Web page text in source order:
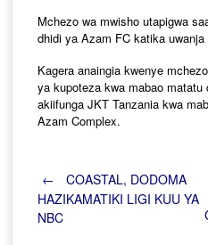
Mchezo wa mwisho utapigwa
dhidi ya Azam FC katika
Kagera anaingia kwenye
ya kupoteza kwa mabao
akiifunga JKT Tanzania kwa
Azam Complex.
Post
←
COASTAL, DODOMA
HAZIKAMATIKI LIGI KUU YA
NBC